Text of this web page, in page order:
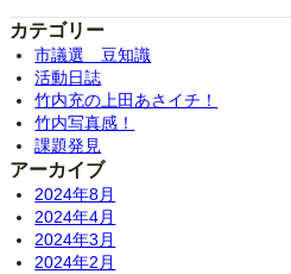
カテゴリー
市議選 豆知識
活動日誌
竹内充の上田あさイチ！
竹内写真感！
課題発見
アーカイブ
2024年8月
2024年4月
2024年3月
2024年2月